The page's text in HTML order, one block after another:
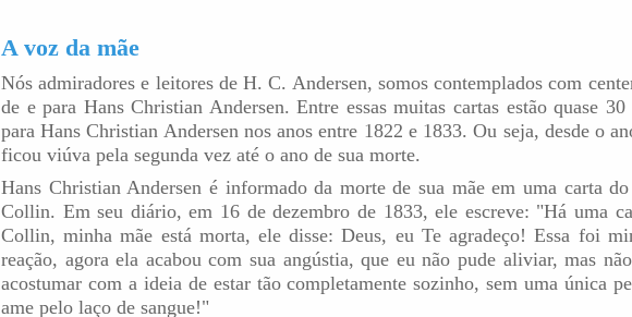
A voz da mãe
Nós admiradores e leitores de H. C. Andersen, somos contemplados com
de e para Hans Christian Andersen. Entre essas muitas cartas estão quase
para Hans Christian Andersen nos anos entre 1822 e 1833. Ou seja, desde o
ficou viúva pela segunda vez até o ano de sua morte.
Hans Christian Andersen é informado da morte de sua mãe em uma carta
Collin. Em seu diário, em 16 de dezembro de 1833, ele escreve: "Há uma
Collin, minha mãe está morta, ele disse: Deus, eu Te agradeço! Essa foi
reação, agora ela acabou com sua angústia, que eu não pude aliviar, mas
acostumar com a ideia de estar tão completamente sozinho, sem uma única
ame pelo laço de sangue!"